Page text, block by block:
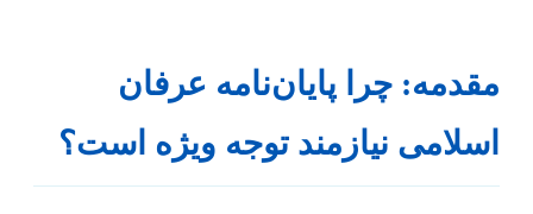
مقدمه: چرا پایان‌نامه عرفان
اسلامی نیازمند توجه ویژه است؟